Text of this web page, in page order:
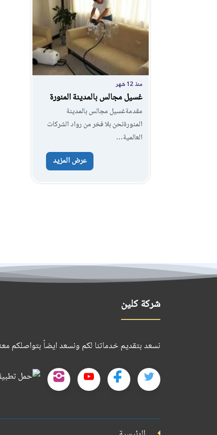
منذ 12 شهر
غسيل مجالس بالمدينة المنورة
مقدمةغسيل مجالس بالمدينة
المنورةنحن بلا فخر من رواد الشركات
العالمية…
عرض المزيد
شركة كلين
نسعد بتقديم خدماتنا لكم ونسعد ايضاً بتواصلكم
تابعنا
تابعنا
تابعنا
تابعنا